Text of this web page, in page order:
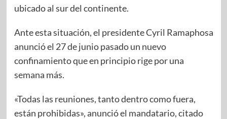
ubicado al sur del continente.
Ante esta situación, el presidente Cyril Ramaphosa
anunció el 27 de junio pasado un nuevo
confinamiento que en principio rige por una
semana más.
«Todas las reuniones, tanto dentro como fuera,
están prohibidas», anunció el mandatario, citado